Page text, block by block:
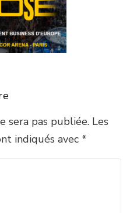
sera pas publiée. Les
indiqués avec *